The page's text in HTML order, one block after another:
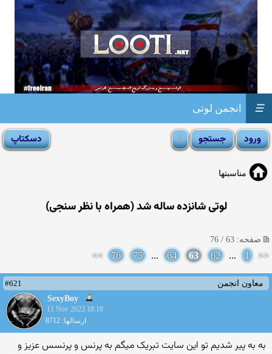
انجمن لوتی ☰
مناسبتها
لوتی شانزده ساله شد (همراه با نظر سنجی)
صفحه: 63 / 76
<<
1
...
62
63
64
...
75
76
>>
معاون انجمن
#621
SexyBoy
11 Nov 2023 18:18
ارسالها: 8712
به به پیر شدیم تو این سایت تبریک میگم به پرنس و پرنسس عزیز و